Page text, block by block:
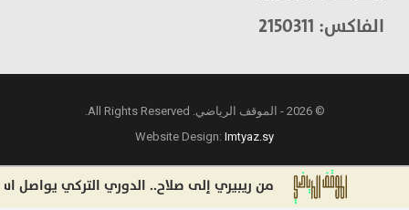
الفاكس: 2150311
© 2026 - الموقف الرياضي. All Rights Reserved.
Website Design:Imtyaz.sy
من ريبيري إلى صلاح.. الدوري التركي يواصل